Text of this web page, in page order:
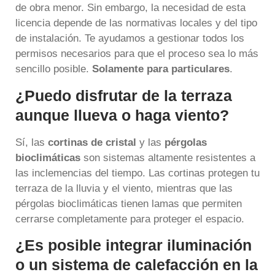
de obra menor. Sin embargo, la necesidad de esta
licencia depende de las normativas locales y del tipo
de instalación. Te ayudamos a gestionar todos los
permisos necesarios para que el proceso sea lo más
sencillo posible. Solamente para particulares.
¿Puedo disfrutar de la terraza
aunque llueva o haga viento?
Sí, las cortinas de cristal y las pérgolas
bioclimáticas son sistemas altamente resistentes a
las inclemencias del tiempo. Las cortinas protegen tu
terraza de la lluvia y el viento, mientras que las
pérgolas bioclimáticas tienen lamas que permiten
cerrarse completamente para proteger el espacio.
¿Es posible integrar iluminación
o un sistema de calefacción en la